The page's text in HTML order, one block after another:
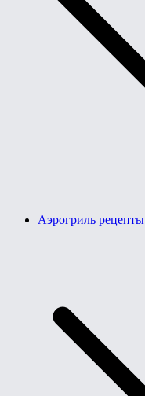
Аэрогриль рецепты